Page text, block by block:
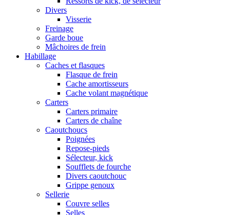
Divers
Visserie
Freinage
Garde boue
Mâchoires de frein
Habillage
Caches et flasques
Flasque de frein
Cache amortisseurs
Cache volant magnétique
Carters
Carters primaire
Carters de chaîne
Caoutchoucs
Poignées
Repose-pieds
Sélecteur, kick
Soufflets de fourche
Divers caoutchouc
Grippe genoux
Sellerie
Couvre selles
Selles